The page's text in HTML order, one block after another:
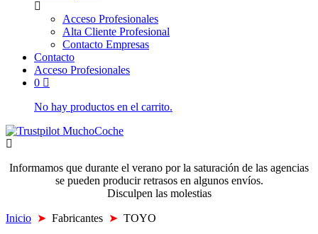
Acceso Profesionales
Alta Cliente Profesional
Contacto Empresas
Contacto
Acceso Profesionales
0
No hay productos en el carrito.
Informamos que durante el verano por la saturación de las agencias
se pueden producir retrasos en algunos envíos.
Disculpen las molestias
Inicio ➤ Fabricantes ➤ TOYO